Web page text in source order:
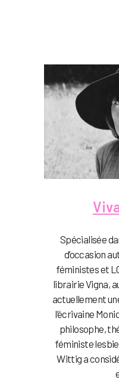
Spécialisée
d’occasion
féministes et
librairie Vigna,
actuellement
l’écrivaine
philosophe,
féministe
Wittig a